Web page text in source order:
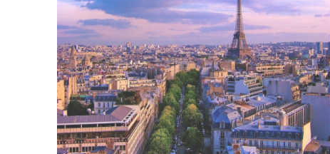
предлагаем тебе ознакомиться с актуальным
предложением трудоустройства из страны, на
языке которой принято говорить обо […]